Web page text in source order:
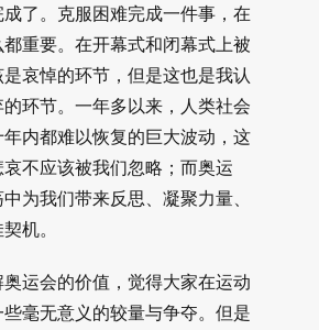
了。克服困难完成一件事，在
重要。在开幕式和闭幕式上被
哀悼的环节，但是这也是我认
环节。一年多以来，人类社会
内都难以恢复的巨大波动，这
不应该被我们忽略；而奥运
为我们带来反思、凝聚力量、
机。
运会的价值，觉得大家在运动
毫无意义的较量与争夺。但是